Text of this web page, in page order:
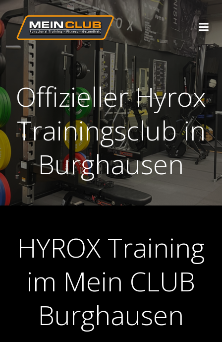
Zum
Inhalt
springen
Offizieller Hyrox
Trainingsclub in
Burghausen
HYROX Training
im Mein CLUB
Burghausen